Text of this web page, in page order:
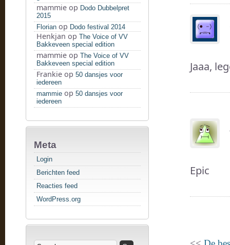
mammie op Dodo Dubbelpret
2015
Florian op Dodo festival 2014
Henkjan op The Voice of VV
Bakkeveen special edition
mammie op The Voice of VV
Bakkeveen special edition
Frankie op 50 dansjes voor
iedereen
mammie op 50 dansjes voor
iedereen
Meta
Login
Berichten feed
Reacties feed
WordPress.org
Jaaa,
Epic